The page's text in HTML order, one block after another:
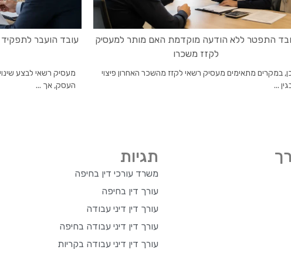
עובד הועבר
מעסיק רשאי לבצע
העסק, אך ...
התפטר ללא הודעה מוקדמת האם מותר למעסיק
לקזז משכרו
במקרים מתאימים מעסיק רשאי לקזז מהשכר האחרון פיצוי
...
תגיות
משרד עורכי דין בחיפה
עורך דין בחיפה
עורך דין דיני עבודה
עורך דין דיני עבודה בחיפה
עורך דין דיני עבודה בקריות